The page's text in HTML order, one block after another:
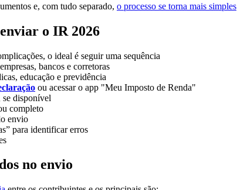
e, com tudo separado, o processo se torna mais simples
o IR 2026
o ideal é seguir uma sequência
bancos e corretoras
educação e previdência
ou acessar o app "Meu Imposto de Renda"
se disponível
completo
envio
para identificar erros
no envio